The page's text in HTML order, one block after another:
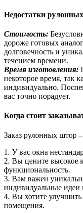
Недостатки
Стоимость:
дороже готовых
долговечность и
течением времени.
Время изготовления:
некоторое время, так
индивидуально.
вас точно порадует.
Когда стоит
Заказ рулонных штор
1. У вас окна
2. Вы цените высокое
функциональность.
3. Вам важен
индивидуальные идеи
4. Вы хотите улучшить
помещения.